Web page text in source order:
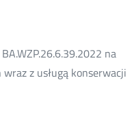
na
z usługą konserwacji